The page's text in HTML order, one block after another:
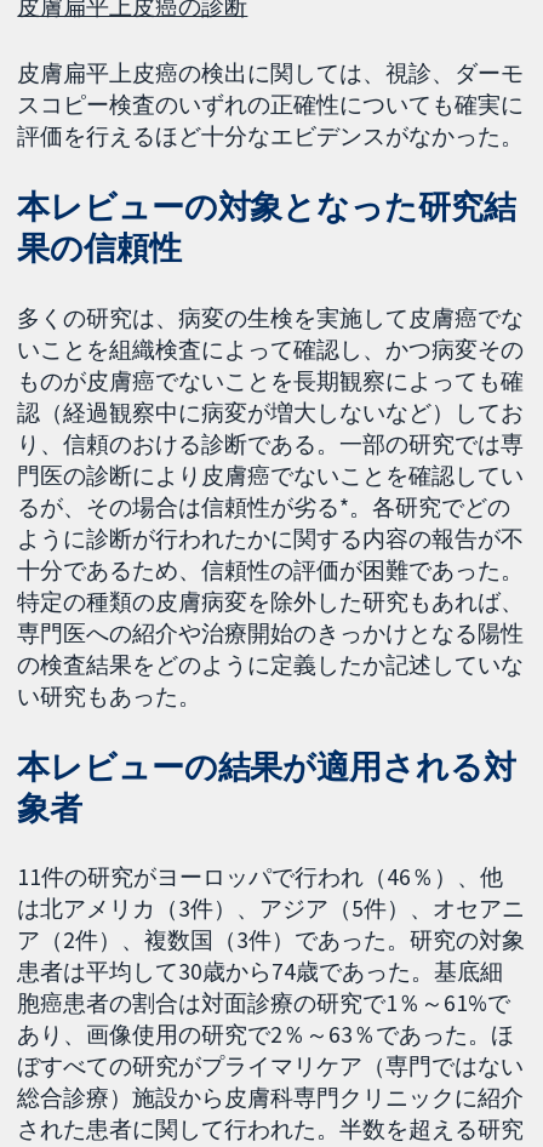
皮膚扁平上皮癌の診断
皮膚扁平上皮癌の検出に関しては、視診、ダーモ
スコピー検査のいずれの正確性についても確実に
評価を行えるほど十分なエビデンスがなかった。
本レビューの対象となった研究結
果の信頼性
多くの研究は、病変の生検を実施して皮膚癌でな
いことを組織検査によって確認し、かつ病変その
ものが皮膚癌でないことを長期観察によっても確
認（経過観察中に病変が増大しないなど）してお
り、信頼のおける診断である。一部の研究では専
門医の診断により皮膚癌でないことを確認してい
るが、その場合は信頼性が劣る*。各研究でどの
ように診断が行われたかに関する内容の報告が不
十分であるため、信頼性の評価が困難であった。
特定の種類の皮膚病変を除外した研究もあれば、
専門医への紹介や治療開始のきっかけとなる陽性
の検査結果をどのように定義したか記述していな
い研究もあった。
本レビューの結果が適用される対
象者
11件の研究がヨーロッパで行われ（46％）、他
は北アメリカ（3件）、アジア（5件）、オセアニ
ア（2件）、複数国（3件）であった。研究の対象
患者は平均して30歳から74歳であった。基底細
胞癌患者の割合は対面診療の研究で1％～61%で
あり、画像使用の研究で2％～63％であった。ほ
ぼすべての研究がプライマリケア（専門ではない
総合診療）施設から皮膚科専門クリニックに紹介
された患者に関して行われた。半数を超える研究